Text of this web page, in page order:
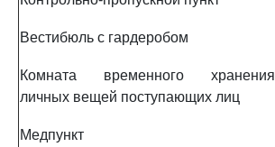
Вестибюль с гардеробом
Комната временного хранения
личных вещей поступающих лиц
Медпункт